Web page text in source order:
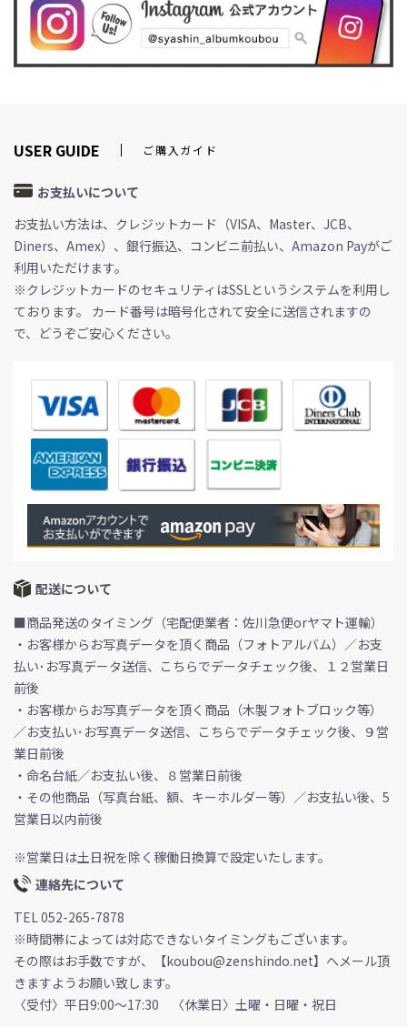
USER GUIDE ご購入ガイド
お支払いについて
お支払い方法は、クレジットカード（VISA、Master、JCB、
Diners、Amex）、銀行振込、コンビニ前払い、Amazon Payがご
利用いただけます。
※クレジットカードのセキュリティはSSLというシステムを利用し
ております。 カード番号は暗号化されて安全に送信されますの
で、どうぞご安心ください。
配送について
■商品発送のタイミング（宅配便業者：佐川急便orヤマト運輸）
・お客様からお写真データを頂く商品（フォトアルバム）／お支
払い･お写真データ送信、こちらでデータチェック後、１２営業日
前後
・お客様からお写真データを頂く商品（木製フォトブロック等）
／お支払い･お写真データ送信、こちらでデータチェック後、９営
業日前後
・命名台紙／お支払い後、８営業日前後
・その他商品（写真台紙、額、キーホルダー等）／お支払い後、5
営業日以内前後
※営業日は土日祝を除く稼働日換算で設定いたします。
連絡先について
TEL 052-265-7878
※時間帯によっては対応できないタイミングもございます。
その際はお手数ですが、【koubou@zenshindo.net】へメール頂
きますようお願い致します。
〈受付〉平日9:00～17:30 〈休業日〉土曜・日曜・祝日